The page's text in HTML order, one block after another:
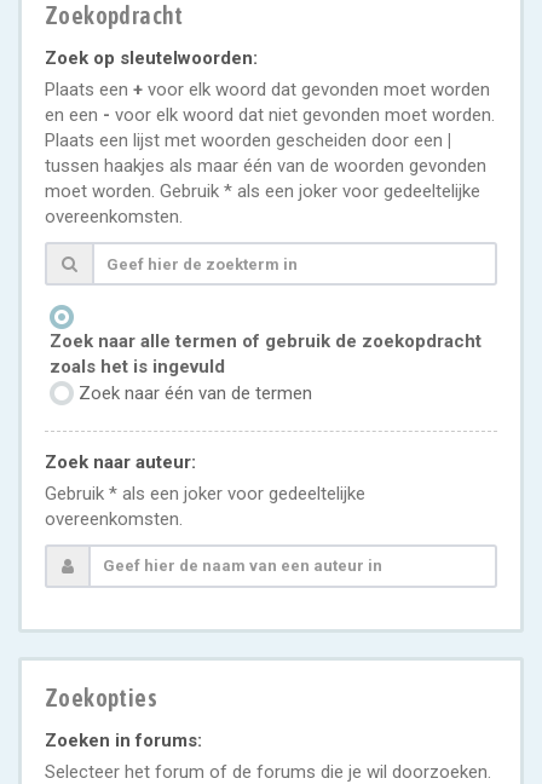
Zoekopdracht
Zoek op sleutelwoorden:
Plaats een + voor elk woord dat gevonden moet worden
en een - voor elk woord dat niet gevonden moet worden.
Plaats een lijst met woorden gescheiden door een |
tussen haakjes als maar één van de woorden gevonden
moet worden. Gebruik * als een joker voor gedeeltelijke
overeenkomsten.
Zoek naar alle termen of gebruik de zoekopdracht
zoals het is ingevuld
Zoek naar één van de termen
Zoek naar auteur:
Gebruik * als een joker voor gedeeltelijke
overeenkomsten.
Zoekopties
Zoeken in forums:
Selecteer het forum of de forums die je wil doorzoeken.